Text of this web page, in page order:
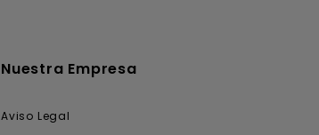
Nuestra Empresa
Aviso Legal